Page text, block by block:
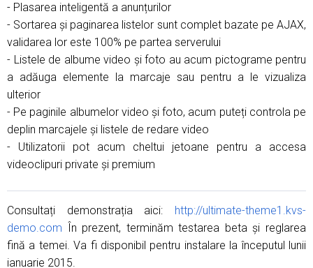
- Plasarea inteligentă a anunțurilor
- Sortarea și paginarea listelor sunt complet bazate pe AJAX,
validarea lor este 100% pe partea serverului
- Listele de albume video și foto au acum pictograme pentru
a adăuga elemente la marcaje sau pentru a le vizualiza
ulterior
- Pe paginile albumelor video și foto, acum puteți controla pe
deplin marcajele și listele de redare video
- Utilizatorii pot acum cheltui jetoane pentru a accesa
videoclipuri private și premium
Consultați demonstrația aici: http://ultimate-theme1.kvs-
demo.com În prezent, terminăm testarea beta și reglarea
fină a temei. Va fi disponibil pentru instalare la începutul lunii
ianuarie 2015.